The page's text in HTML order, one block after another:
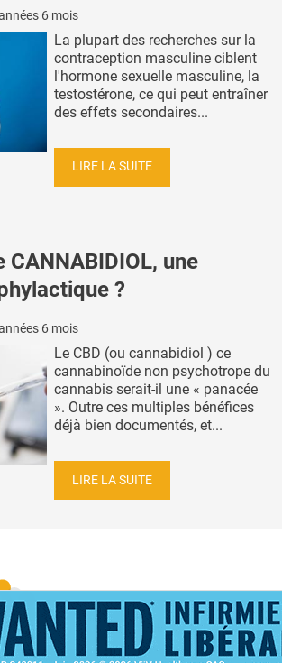
6 mois
La plupart des recherches sur la
contraception masculine ciblent
l'hormone sexuelle masculine, la
testostérone, ce qui peut entraîner
des effets secondaires...
LIRE LA SUITE
CANNABIDIOL, une
?
6 mois
Le CBD (ou cannabidiol ) ce
cannabinoïde non psychotrope du
cannabis serait-il une « panacée
». Outre ces multiples bénéfices
déjà bien documentés, et...
LIRE LA SUITE
ACCUEIL NEWSLETTER